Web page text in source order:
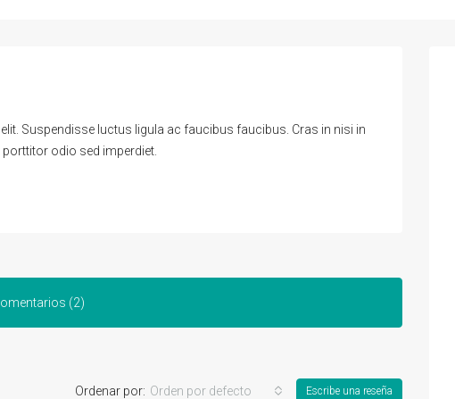
Suspendisse luctus ligula ac faucibus faucibus. Cras in nisi in
odio sed imperdiet.
(2)
Ordenar por: Orden por defecto Escribe una reseña